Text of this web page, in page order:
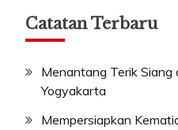
Catatan Terbaru
Menantang Terik Siang
Yogyakarta
Mempersiapkan